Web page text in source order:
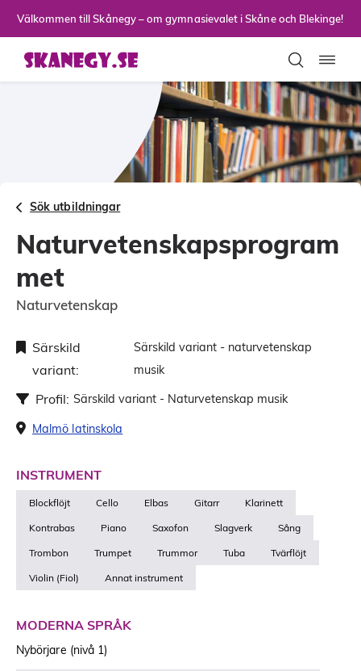
Välkommen till Skånegy – om gymnasievalet i Skåne och Blekinge!
Sök utbildningar
Naturvetenskapsprogram
met
Naturvetenskap
Särskild
variant:
Särskild variant - naturvetenskap
musik
Profil: Särskild variant - Naturvetenskap musik
Malmö latinskola
INSTRUMENT
Blockflöjt Cello Elbas Gitarr Klarinett
Kontrabas Piano Saxofon Slagverk Sång
Trombon Trumpet Trummor Tuba Tvärflöjt
Violin (Fiol) Annat instrument
MODERNA SPRÅK
Nybörjare (nivå 1)